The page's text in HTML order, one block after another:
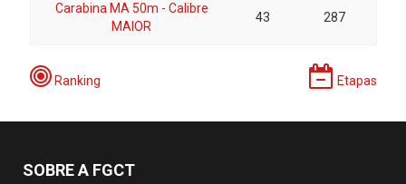
Carabina MA 50m - Calibre
MAIOR
43 287
Ranking Etapas
SOBRE A FGCT